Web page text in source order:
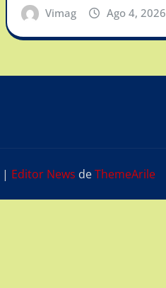
Vimag Ago 4, 2026
| Editor News deThemeArile